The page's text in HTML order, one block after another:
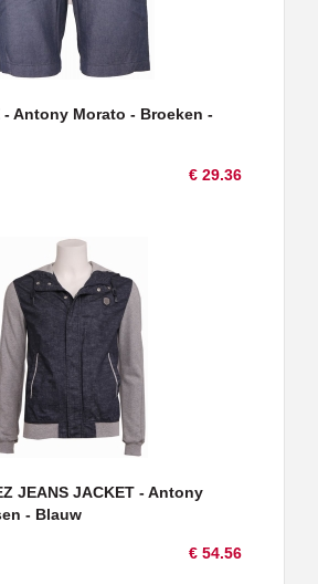
- Antony Morato - Broeken -
€ 29.36
JEANS JACKET - Antony
- Blauw
€ 54.56